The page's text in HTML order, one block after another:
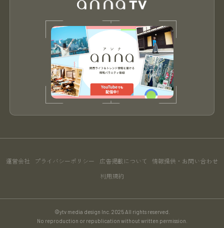
運営会社 プライバシーポリシー 広告掲載について 情報提供・お問い合わせ
利用規約
©ytv media design Inc. 2025 All rights reserved.
No reproduction or republication without written permission.